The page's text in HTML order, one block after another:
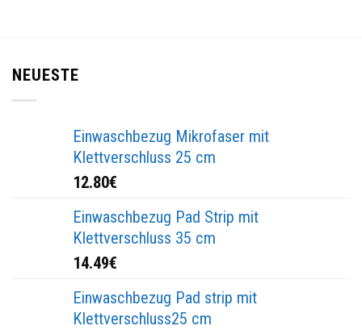
NEUESTE
Einwaschbezug Mikrofaser mit
Klettverschluss 25 cm
12.80€
Einwaschbezug Pad Strip mit
Klettverschluss 35 cm
14.49€
Einwaschbezug Pad strip mit
Klettverschluss25 cm